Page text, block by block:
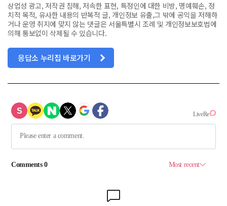
상업성 광고, 저작권 침해, 저속한 표현, 특정인에 대한 비방, 명예훼손, 정
치적 목적, 유사한 내용의 반복적 글, 개인정보 유출,그 밖에 공익을 저해하
거나 운영 취지에 맞지 않는 댓글은 서울특별시 조례 및 개인정보보호법에
의해 통보없이 삭제될 수 있습니다.
응답소 누리집 바로가기